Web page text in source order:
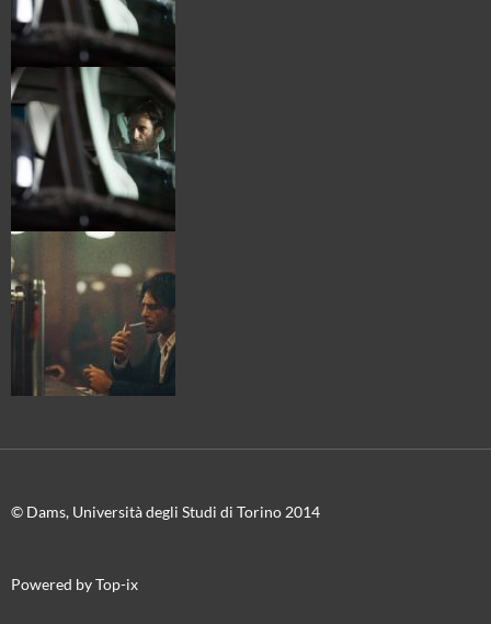
© Dams, Università degli Studi di Torino 2014
Powered by Top-ix